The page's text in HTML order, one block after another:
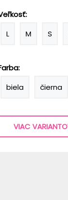
L
M S
biela
čierna
VIAC